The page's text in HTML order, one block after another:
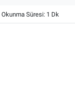
Okunma Süresi: 1 Dk